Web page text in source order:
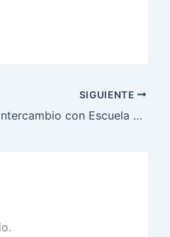
SIGUIENTE
Primer Intercambio con Escuela Nacional de Navegación de Francia